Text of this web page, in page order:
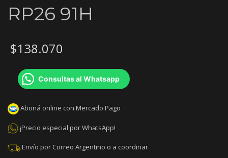
RP26 91H
$138.070
Consultas al Whatsapp
Aboná online con Mercado Pago
¡Precio especial por WhatsApp!
Envío por Correo Argentino o a coordinar